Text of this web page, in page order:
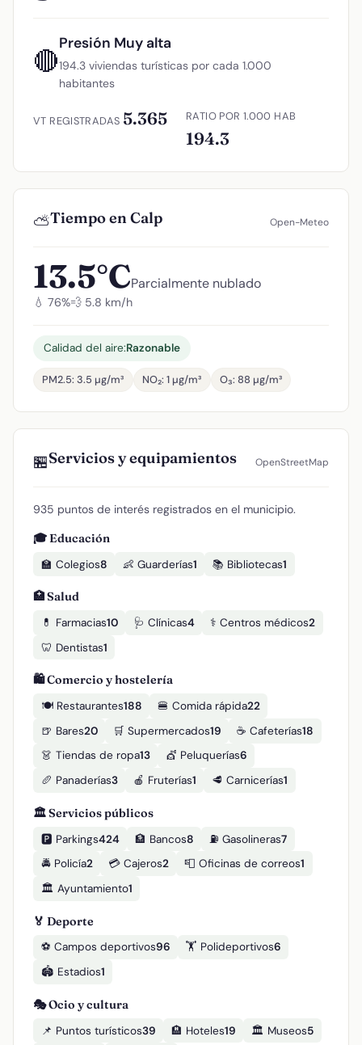
🔴
Presión Muy alta
194.3 viviendas turísticas por cada 1.000
habitantes
VT REGISTRADAS 5.365 RATIO POR 1.000 HAB
194.3
⛅Tiempo en Calp Open-Meteo
13.5°CParcialmente nublado
💧 76%💨 5.8 km/h
Calidad del aire:Razonable
PM2.5: 3.5 µg/m³ NO₂: 1 µg/m³ O₃: 88 µg/m³
🏪Servicios y equipamientos OpenStreetMap
935 puntos de interés registrados en el municipio.
🎓 Educación
🏫 Colegios8 👶 Guarderías1 📚 Bibliotecas1
🏥 Salud
💊 Farmacias10 🩺 Clínicas4 ⚕️ Centros médicos2
🦷 Dentistas1
🛍️ Comercio y hostelería
🍽️ Restaurantes188 🍔 Comida rápida22
🍺 Bares20 🛒 Supermercados19 ☕ Cafeterías18
👗 Tiendas de ropa13 💇 Peluquerías6
🥖 Panaderías3 🍎 Fruterías1 🥩 Carnicerías1
🏛️ Servicios públicos
🅿️ Parkings424 🏦 Bancos8 ⛽ Gasolineras7
🚔 Policía2 💳 Cajeros2 📮 Oficinas de correos1
🏛️ Ayuntamiento1
🏅 Deporte
⚽ Campos deportivos96 🏋️ Polideportivos6
🏟️ Estadios1
🎭 Ocio y cultura
📌 Puntos turísticos39 🏨 Hoteles19 🏛️ Museos5